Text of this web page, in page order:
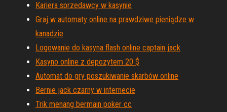
Kariera sprzedawcy w kasynie
Graj w automaty online na prawdziwe pieniądze w
kanadzie
Logowanie do kasyna flash online captain jack
Kasyno online z depozytem 20 $
Automat do gry poszukiwanie skarbów online
Bernie jack czarny w internecie
Trik menang bermain poker cc